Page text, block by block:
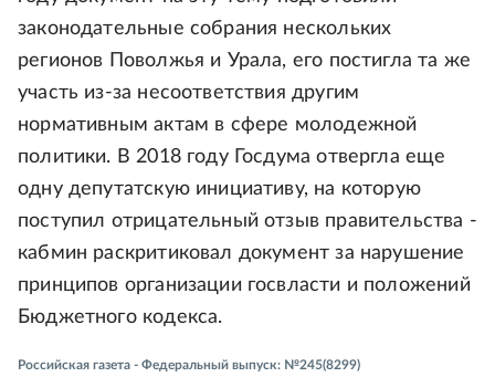
законодательные собрания нескольких
регионов Поволжья и Урала, его постигла та же
участь из-за несоответствия другим
нормативным актам в сфере молодежной
политики. В 2018 году Госдума отвергла еще
одну депутатскую инициативу, на которую
поступил отрицательный отзыв правительства -
кабмин раскритиковал документ за нарушение
принципов организации госвласти и положений
Бюджетного кодекса.
Российская газета - Федеральный выпуск: №245(8299)